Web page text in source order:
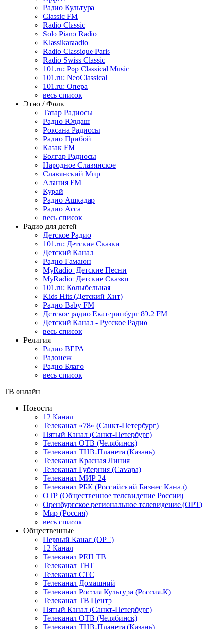
Радио Культура
Classic FM
Radio Classic
Solo Piano Radio
Klassikaraadio
Radio Classique Paris
Radio Swiss Classic
101.ru: Pop Classical Music
101.ru: NeoClassical
101.ru: Опера
весь список
Этно / Фолк
Татар Радиосы
Радио Юлдаш
Роксана Радиосы
Радио Прибой
Казак FM
Болгар Радиосы
Народное Славянское
Славянский Мир
Алания FM
Курай
Радио Ашкадар
Радио Асса
весь список
Радио для детей
Детское Радио
101.ru: Детские Сказки
Детский Канал
Радио Гамаюн
MyRadio: Детские Песни
MyRadio: Детские Сказки
101.ru: Колыбельная
Kids Hits (Детский Хит)
Радио Baby FM
Детское радио Екатеринбург 89.2 FM
Детский Канал - Русское Радио
весь список
Религия
Радио ВЕРА
Радонеж
Радио Благо
весь список
ТВ онлайн
Новости
12 Канал
Телеканал «78» (Санкт-Петербург)
Пятый Канал (Санкт-Петербург)
Телеканал ОТВ (Челябинск)
Телеканал ТНВ-Планета (Казань)
Телеканал Красная Линия
Телеканал Губерния (Самара)
Телеканал МИР 24
Телеканал РБК (Российский Бизнес Канал)
ОТР (Общественное телевидение России)
Оренбургское региональное телевидение (ОРТ)
Мир (Россия)
весь список
Общественные
Первый Канал (ОРТ)
12 Канал
Телеканал РЕН ТВ
Телеканал ТНТ
Телеканал СТС
Телеканал Домашний
Телеканал Россия Культура (Россия-К)
Телеканал ТВ Центр
Пятый Канал (Санкт-Петербург)
Телеканал ОТВ (Челябинск)
Телеканал ТНВ-Планета (Казань)